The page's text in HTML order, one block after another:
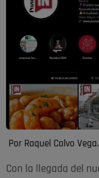
Por Raquel Calvo Vega.
Con la llegada del